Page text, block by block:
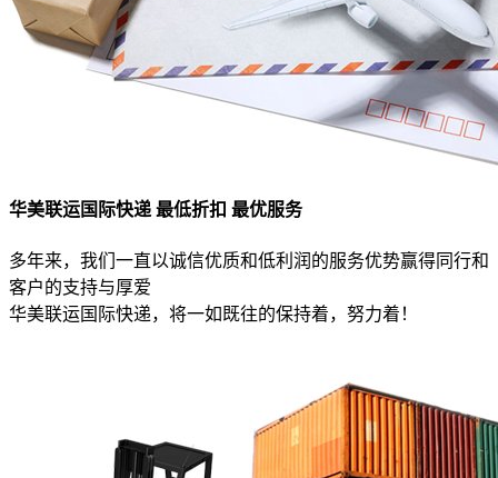
华美联运国际快递 最低折扣 最优服务
多年来，我们一直以诚信优质和低利润的服务优势赢得同行和
客户的支持与厚爱
华美联运国际快递，将一如既往的保持着，努力着！